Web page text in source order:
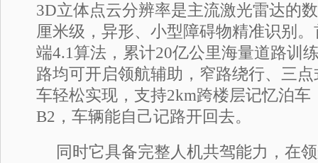
3D立体点云分辨率是主流激光雷达的
厘米级，异形、小型障碍物精准识别
端4.1算法，累计20亿公里海量道路训
路均可开启领航辅助，窄路绕行、三
车轻松实现，支持2km跨楼层记忆泊车
B2，车辆能自己记路开回去。
同时它具备完整人机共驾能力，在